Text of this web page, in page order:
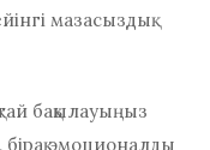
мазасыздық
бақылауыңыз
бірақ эмоционалды